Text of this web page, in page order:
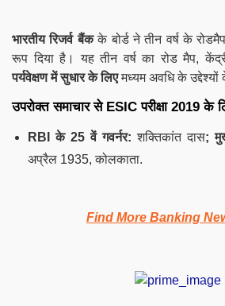
भारतीय रिजर्व बैंकके बोर्ड ने तीन वर्ष के रोडमैप
रूप दिया है। यह तीन वर्ष का रोड मैप,
पर्यवेक्षण में सुधार के लिएमध्यम अवधि के उद्देश्यों
उपरोक्त समाचार से ESIC परीक्षा 2019 के
RBI के 25 वें गवर्नर:शक्तिकांत दास;
अप्रैल 1935, कोलकाता.
Find More Banking